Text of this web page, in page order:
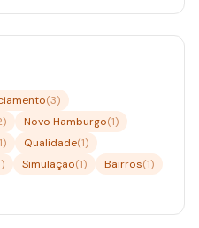
(3)
) Novo Hamburgo(1)
1) Qualidade(1)
) Simulação(1) Bairros(1)